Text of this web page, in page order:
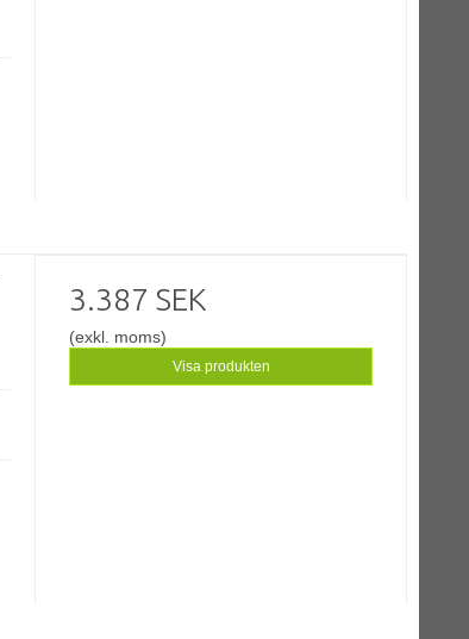
3.387 SEK
(exkl. moms)
Visa produkten